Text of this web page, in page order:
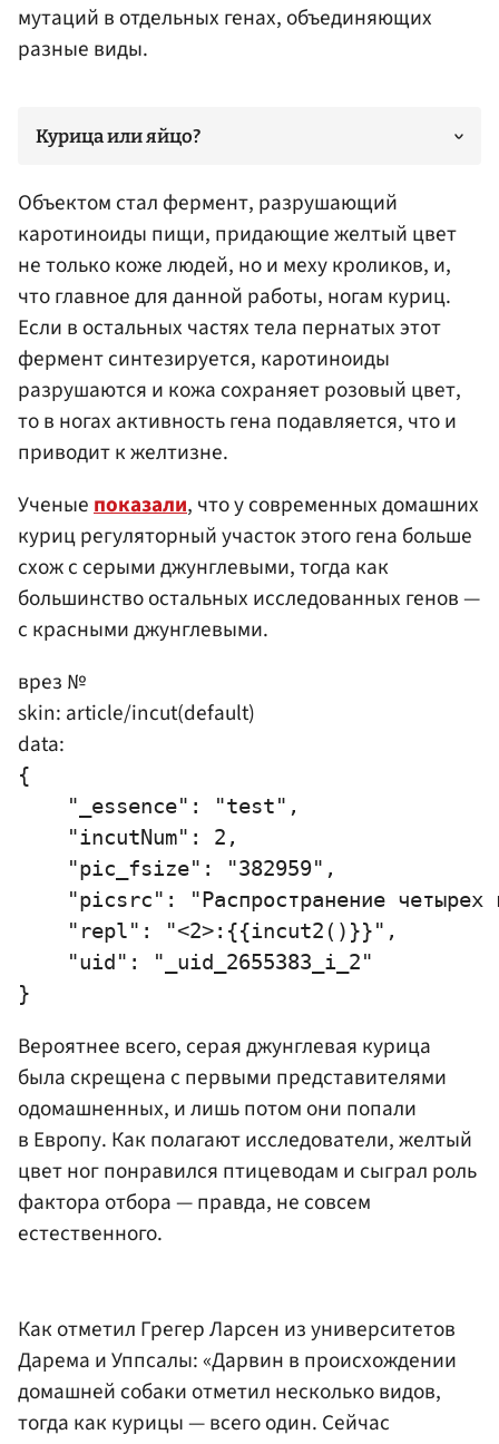
мутаций в отдельных генах, объединяющих
разные виды.
Курица или яйцо?
Объектом стал фермент, разрушающий
каротиноиды пищи, придающие желтый цвет
не только коже людей, но и меху кроликов, и,
что главное для данной работы, ногам куриц.
Если в остальных частях тела пернатых этот
фермент синтезируется, каротиноиды
разрушаются и кожа сохраняет розовый цвет,
то в ногах активность гена подавляется, что и
приводит к желтизне.
Ученыепоказали, что у современных домашних
куриц регуляторный участок этого гена больше
схож с серыми джунглевыми, тогда как
большинство остальных исследованных генов —
с красными джунглевыми.
врез №
skin: article/incut(default)
data:
{
    "_essence": "test",
    "incutNum": 2,
    "pic_fsize": "382959",
"picsrc": "Распространение
    "repl": "<2>:{{incut2()}}",
    "uid": "_uid_2655383_i_2"
Вероятнее всего, серая джунглевая курица
была скрещена с первыми представителями
одомашненных, и лишь потом они попали
в Европу. Как полагают исследователи, желтый
цвет ног понравился птицеводам и сыграл роль
фактора отбора — правда, не совсем
естественного.
Как отметил Грегер Ларсен из университетов
Дарема и Уппсалы: «Дарвин в происхождении
домашней собаки отметил несколько видов,
тогда как курицы — всего один. Сейчас